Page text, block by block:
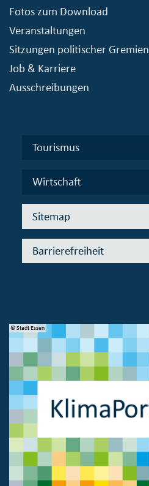
Fotos zum Download
Veranstaltungen
Sitzungen politischer Gremien
Job & Karriere
Ausschreibungen
Tourismus
Wirtschaft
Sitemap
Barrierefreiheit
© Stadt Essen